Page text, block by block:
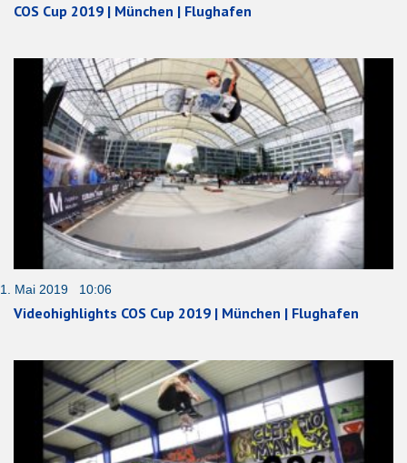
COS Cup 2019 | München | Flughafen
1. Mai 2019 10:06
Videohighlights COS Cup 2019 | München | Flughafen